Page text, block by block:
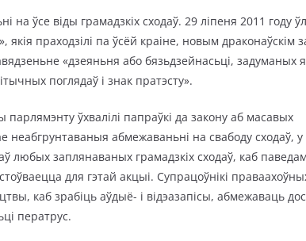
на ўсе віды грамадзкіх сходаў. 29 ліпеня 2011 году
якія праходзілі па ўсёй краіне, новым драконаўскім
«дзеяньня або бязьдзейнасьці, задуманых
поглядаў і знак пратэсту».
ўхвалілі папраўкі да закону аб масавых
неабгрунтаваныя абмежаваньні на свабоду сходаў, у
любых заплянаваных грамадзкіх сходаў, каб
для гэтай акцыі. Супрацоўнікі
каб зрабіць аўдыё- і відэазапісы, абмежаваць
ператрус.